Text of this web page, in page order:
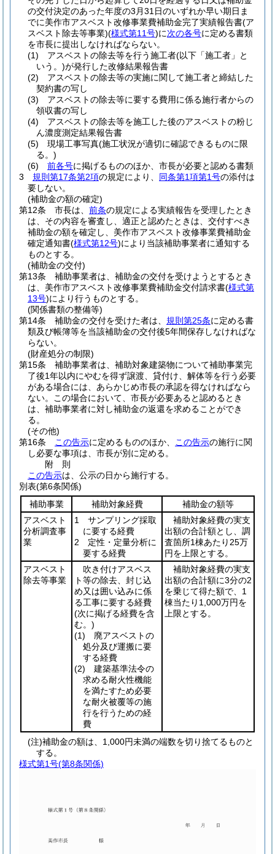
の交付決定のあった年度の3月31日のいずれか早い期日ま
でに美作市アスベスト改修事業費補助金完了実績報告書(ア
スベスト除去等事業)(様式第11号)に次の各号に定める書類
を市長に提出しなければならない。
(1)
アスベストの除去等を行う施工者(以下「施工者」と
いう。)が発行した改修結果報告書
(2)
アスベストの除去等の実施に関して施工者と締結した
契約書の写し
(3)
アスベストの除去等に要する費用に係る施行者からの
領収書の写し
(4)
アスベストの除去等を施工した後のアスベストの粉じ
ん濃度測定結果報告書
(5)
現場工事写真(施工状況が適切に確認できるものに限
る。)
(6)
前各号に掲げるもののほか、市長が必要と認める書類
3
規則第17条第2項の規定により、 同条第1項第1号の添付は
要しない。
(補助金の額の確定)
第12条
市長は、 前条の規定による実績報告を受理したとき
は、その内容を審査し、適正と認めたときは、交付すべき
補助金の額を確定し、美作市アスベスト改修事業費補助金
確定通知書(様式第12号)により当該補助事業者に通知する
ものとする。
(補助金の交付)
第13条
補助事業者は、補助金の交付を受けようとするとき
は、美作市アスベスト改修事業費補助金交付請求書(様式第
13号)により行うものとする。
(関係書類の整備等)
第14条
補助金の交付を受けた者は、 規則第25条に定める書
類及び帳簿等を当該補助金の交付後5年間保存しなければな
らない。
(財産処分の制限)
第15条
補助事業者は、補助対象建築物について補助事業完
了後1年以内にやむを得ず譲渡、貸付け、解体等を行う必要
がある場合には、あらかじめ市長の承認を得なければなら
ない。
この場合において、市長が必要あると認めるとき
は、補助事業者に対し補助金の返還を求めることができ
る。
(その他)
第16条
この告示に定めるもののほか、 この告示の施行に関
し必要な事項は、市長が別に定める。
附 則
この告示は、公示の日から施行する。
別表(第6条関係)
補助事業
補助対象経費
補助金の額等
アスベスト
分析調査事
業
1 サンプリング採取
に要する経費
2 定性・定量分析に
要する経費
補助対象経費の実支
出額の合計額とし、調
査箇所1棟あたり25万
円を上限とする。
アスベスト
除去等事業
吹き付けアスベス
ト等の除去、封じ込
め又は囲い込みに係
る工事に要する経費
(次に掲げる経費を含
む。)
(1) 廃アスベストの
処分及び運搬に要
する経費
(2) 建築基準法令の
求める耐火性機能
を満たすため必要
な耐火被覆等の施
行を行うための経
費
補助対象経費の実支
出額の合計額に3分の2
を乗じて得た額で、1
棟当たり1,000万円を
上限とする。
(注)補助金の額は、1,000円未満の端数を切り捨てるものと
する。
様式第1号(第8条関係)